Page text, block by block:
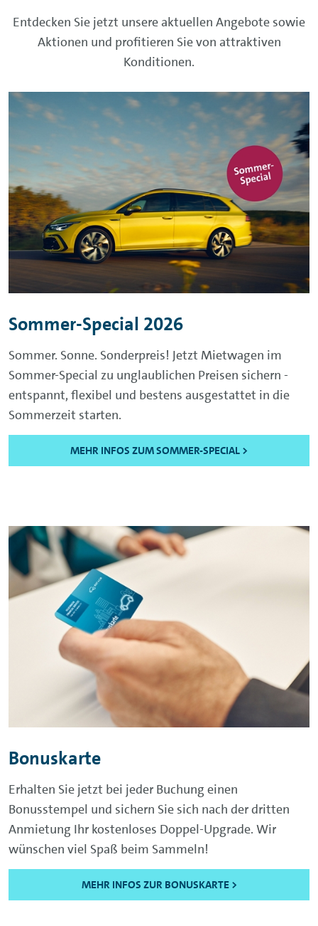
Entdecken Sie jetzt unsere aktuellen Angebote sowie
Aktionen und profitieren Sie von attraktiven
Konditionen.
Sommer-Special 2026
Sommer. Sonne. Sonderpreis! Jetzt Mietwagen im
Sommer-Special zu unglaublichen Preisen sichern -
entspannt, flexibel und bestens ausgestattet in die
Sommerzeit starten.
MEHR INFOS ZUM SOMMER-SPECIAL >
Bonuskarte
Erhalten Sie jetzt bei jeder Buchung einen
Bonusstempel und sichern Sie sich nach der dritten
Anmietung Ihr kostenloses Doppel-Upgrade. Wir
wünschen viel Spaß beim Sammeln!
MEHR INFOS ZUR BONUSKARTE >